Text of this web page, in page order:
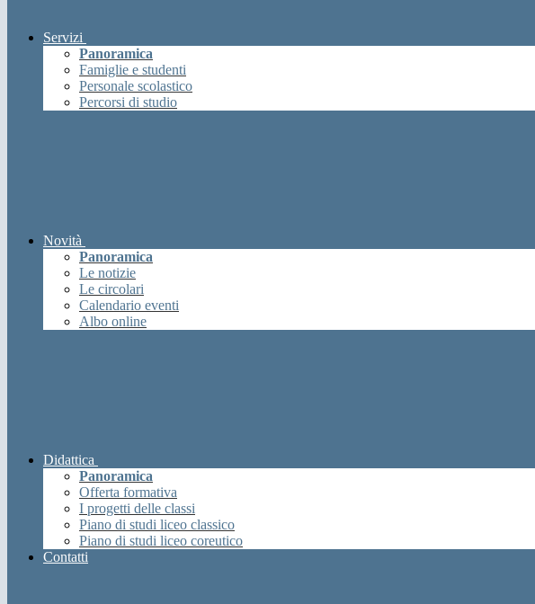
Servizi
Panoramica
Famiglie e studenti
Personale scolastico
Percorsi di studio
Novità
Panoramica
Le notizie
Le circolari
Calendario eventi
Albo online
Didattica
Panoramica
Offerta formativa
I progetti delle classi
Piano di studi liceo classico
Piano di studi liceo coreutico
Contatti